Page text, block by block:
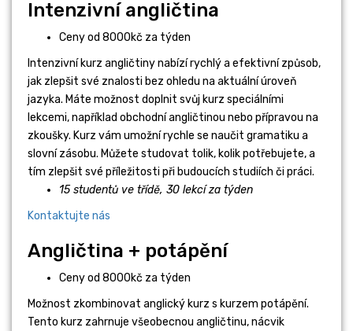
Intenzivní angličtina
Ceny od 8000kč za týden
Intenzivní kurz angličtiny nabízí rychlý a efektivní způsob,
jak zlepšit své znalosti bez ohledu na aktuální úroveň
jazyka. Máte možnost doplnit svůj kurz speciálními
lekcemi, například obchodní angličtinou nebo přípravou na
zkoušky. Kurz vám umožní rychle se naučit gramatiku a
slovní zásobu. Můžete studovat tolik, kolik potřebujete, a
tím zlepšit své příležitosti při budoucích studiích či práci.
15 studentů ve třídě, 30 lekcí za týden
Kontaktujte nás
Angličtina + potápění
Ceny od 8000kč za týden
Možnost zkombinovat anglický kurz s kurzem potápění.
Tento kurz zahrnuje všeobecnou angličtinu, nácvik